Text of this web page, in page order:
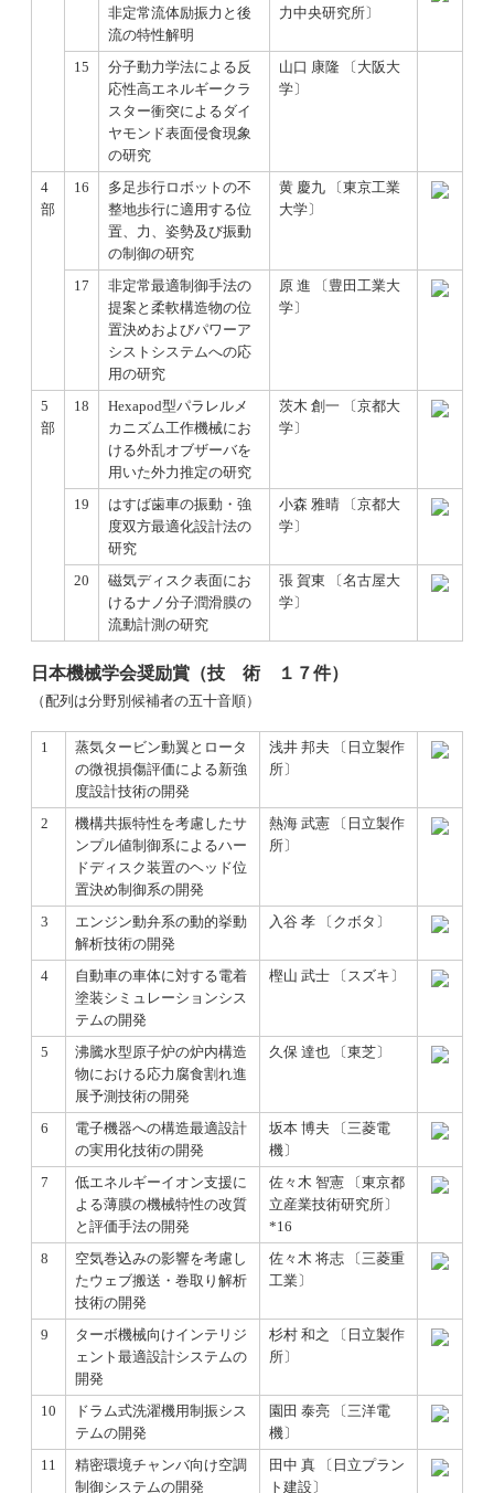
非定常流体励振力と後
流の特性解明
力中央研究所〕
15
分子動力学法による反
応性高エネルギークラ
スター衝突によるダイ
ヤモンド表面侵食現象
の研究
山口 康隆 〔大阪大
学〕
4
部
16
多足歩行ロボットの不
整地歩行に適用する位
置、力、姿勢及び振動
の制御の研究
黄 慶九 〔東京工業
大学〕
17
非定常最適制御手法の
提案と柔軟構造物の位
置決めおよびパワーア
シストシステムへの応
用の研究
原 進 〔豊田工業大
学〕
5
部
18
Hexapod型パラレルメ
カニズム工作機械にお
ける外乱オブザーバを
用いた外力推定の研究
茨木 創一 〔京都大
学〕
19
はすば歯車の振動・強
度双方最適化設計法の
研究
小森 雅晴 〔京都大
学〕
20
磁気ディスク表面にお
けるナノ分子潤滑膜の
流動計測の研究
張 賀東 〔名古屋大
学〕
日本機械学会奨励賞（技 術 １７件）
（配列は分野別候補者の五十音順）
1
蒸気タービン動翼とロータ
の微視損傷評価による新強
度設計技術の開発
浅井 邦夫 〔日立製作
所〕
2
機構共振特性を考慮したサ
ンプル値制御系によるハー
ドディスク装置のヘッド位
置決め制御系の開発
熱海 武憲 〔日立製作
所〕
3
エンジン動弁系の動的挙動
解析技術の開発
入谷 孝 〔クボタ〕
4
自動車の車体に対する電着
塗装シミュレーションシス
テムの開発
樫山 武士 〔スズキ〕
5
沸騰水型原子炉の炉内構造
物における応力腐食割れ進
展予測技術の開発
久保 達也 〔東芝〕
6
電子機器への構造最適設計
の実用化技術の開発
坂本 博夫 〔三菱電
機〕
7
低エネルギーイオン支援に
よる薄膜の機械特性の改質
と評価手法の開発
佐々木 智憲 〔東京都
立産業技術研究所〕
*16
8
空気巻込みの影響を考慮し
たウェブ搬送・巻取り解析
技術の開発
佐々木 将志 〔三菱重
工業〕
9
ターボ機械向けインテリジ
ェント最適設計システムの
開発
杉村 和之 〔日立製作
所〕
10
ドラム式洗濯機用制振シス
テムの開発
園田 泰亮 〔三洋電
機〕
11
精密環境チャンバ向け空調
制御システムの開発
田中 真 〔日立プラン
ト建設〕